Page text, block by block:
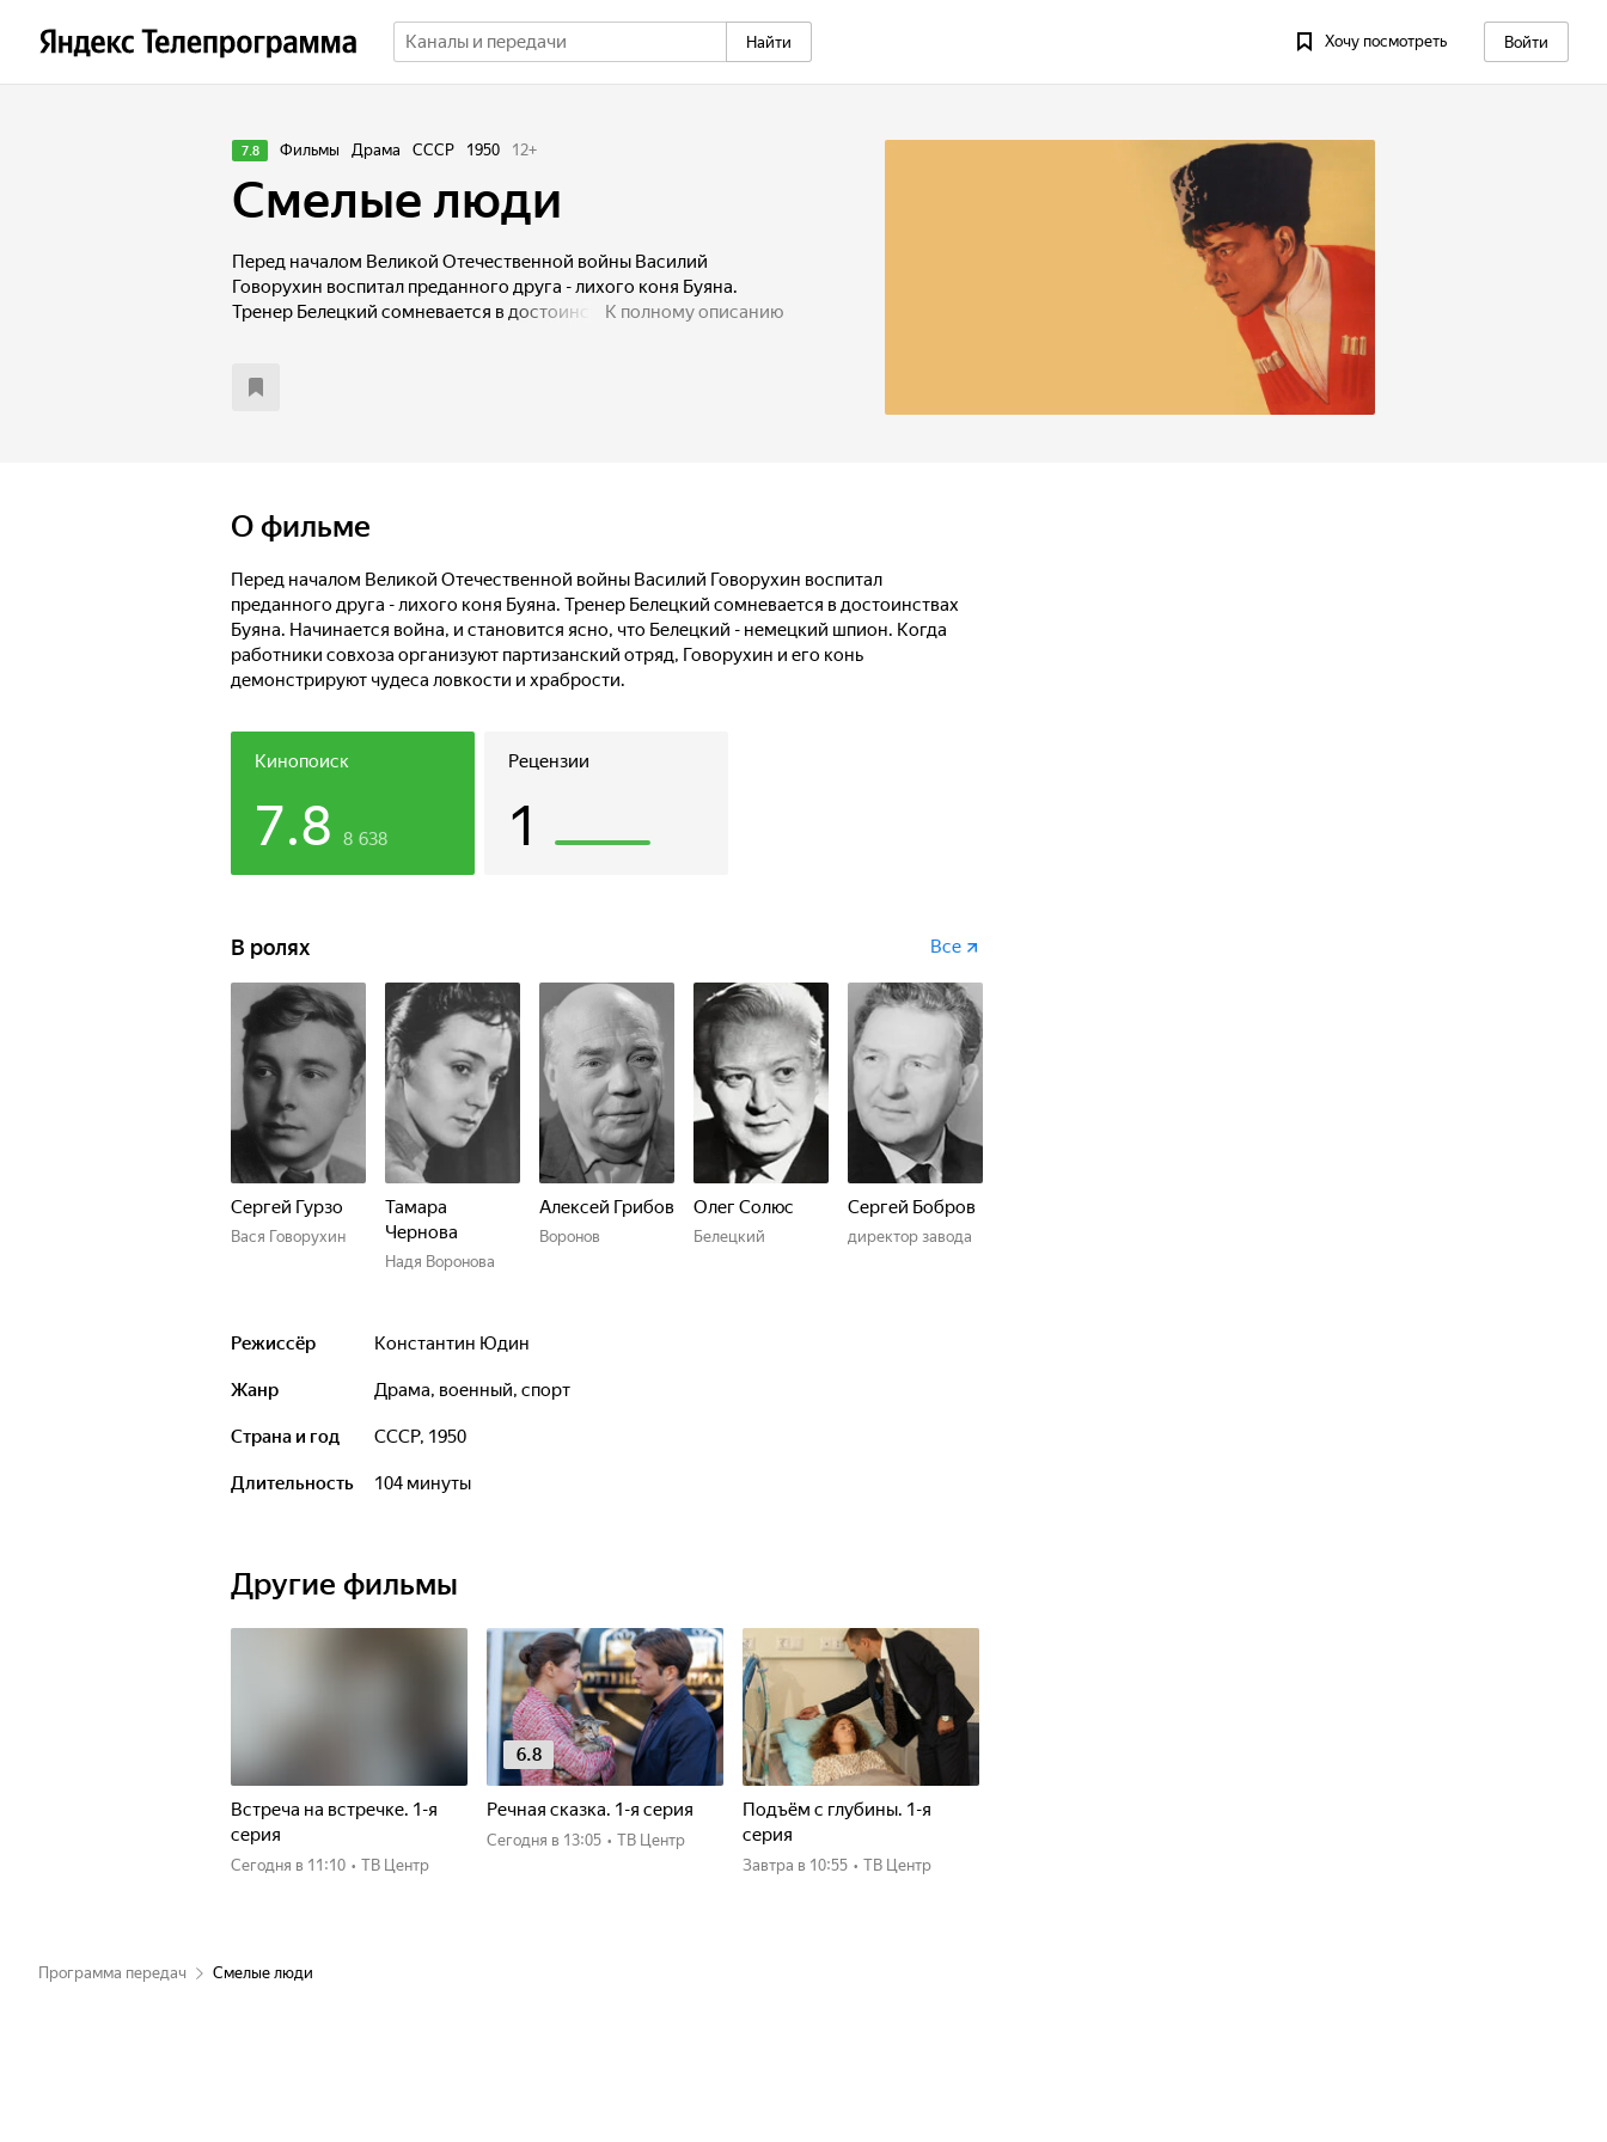
Найти Хочу посмотреть Войти
7.8 Фильмы Драма СССР 1950 12+
Смелые люди
Перед началом Великой Отечественной войны Василий
Говорухин воспитал преданного друга - лихого коня Буяна.
Тренер Белецкий сомневается в достоинствах Буяна.
отряд, Говорухин и его конь демонстрируют чудеса ловкости и
К полному описанию
О фильме
Перед началом Великой Отечественной войны Василий Говорухин воспитал
преданного друга - лихого коня Буяна. Тренер Белецкий сомневается в достоинствах
Буяна. Начинается война, и становится ясно, что Белецкий - немецкий шпион. Когда
работники совхоза организуют партизанский отряд, Говорухин и его конь
демонстрируют чудеса ловкости и храбрости.
Кинопоиск
7.8 8 638
Рецензии
1
В ролях Все
Сергей Гурзо
Вася Говорухин
Тамара
Чернова
Надя Воронова
Алексей Грибов
Воронов
Олег Солюс
Белецкий
Сергей Бобров
директор завода
Режиссёр Константин Юдин
Жанр драма, военный, спорт
Страна и год СССР, 1950
Длительность 104 минуты
Другие фильмы
Встреча на встречке. 1-я
серия
Сегодня в 11:10 • ТВ Центр
6.8
Речная сказка. 1-я серия
Сегодня в 13:05 • ТВ Центр
Подъём с глубины. 1-я
серия
Завтра в 10:55 • ТВ Центр
Программа передач Смелые люди